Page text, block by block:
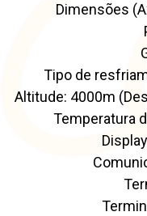
Dimensões
Tipo de
Altitude: 4000m
Temperatura